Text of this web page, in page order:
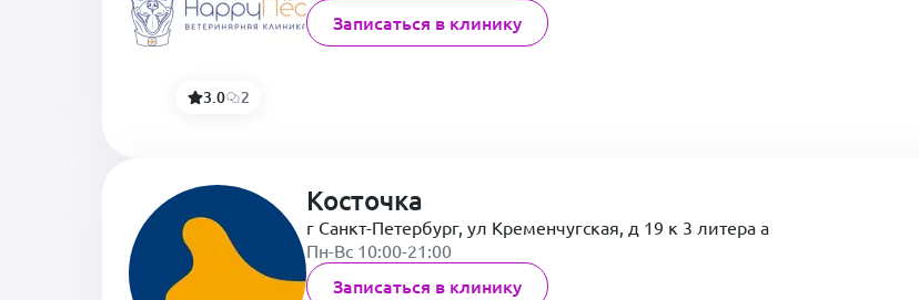
3.0 2
Записаться в клинику
Косточка
г Санкт-Петербург, ул Кременчугская, д 19 к 3 литера а
Пн-Вс 10:00-21:00
Записаться в клинику